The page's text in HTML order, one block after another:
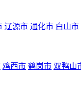
辽源市 通化市 白山市
鸡西市 鹤岗市 双鸭山